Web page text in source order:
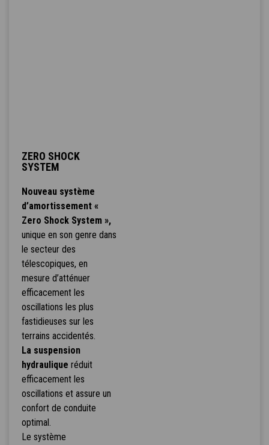
ZERO SHOCK
SYSTEM
Nouveau système
d’amortissement «
Zero Shock System »,
unique en son genre dans
le secteur des
télescopiques, en
mesure d’atténuer
efficacement les
oscillations les plus
fastidieuses sur les
terrains accidentés.
La suspension
hydraulique réduit
efficacement les
oscillations et assure un
confort de conduite
optimal.
Le système